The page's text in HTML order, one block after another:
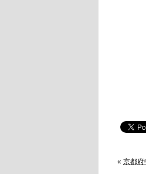
« 京都府